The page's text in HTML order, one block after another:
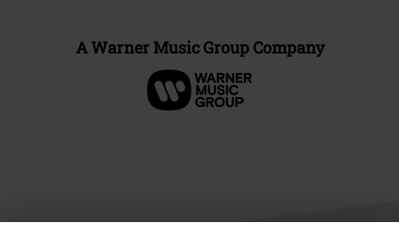
A Warner Music Group Company